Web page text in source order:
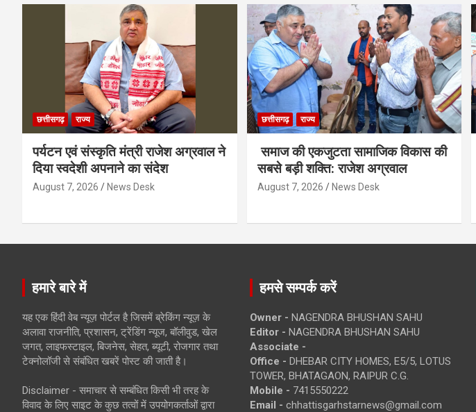
छत्तीसगढ़ राज्य
पर्यटन एवं संस्कृति मंत्री राजेश अग्रवाल ने
दिया स्वदेशी अपनाने का संदेश
August 7, 2026 News Desk
छत्तीसगढ़ राज्य
समाज की एकजुटता सामाजिक विकास की
सबसे बड़ी शक्ति: राजेश अग्रवाल
August 7, 2026 News Desk
हमारे बारे में
यह एक हिंदी वेब न्यूज़ पोर्टल है जिसमें ब्रेकिंग न्यूज़ के
अलावा राजनीति, प्रशासन, ट्रेंडिंग न्यूज, बॉलीवुड, खेल
जगत, लाइफस्टाइल, बिजनेस, सेहत, ब्यूटी, रोजगार तथा
टेक्नोलॉजी से संबंधित खबरें पोस्ट की जाती है।
Disclaimer - समाचार से सम्बंधित किसी भी तरह के
विवाद के लिए साइट के कुछ तत्वों में उपयोगकर्ताओं द्वारा
हमसे सम्पर्क करें
Owner - NAGENDRA BHUSHAN SAHU
Editor - NAGENDRA BHUSHAN SAHU
Associate -
Office - DHEBAR CITY HOMES, E5/5, LOTUS
TOWER, BHATAGAON, RAIPUR C.G.
Mobile - 7415550222
Email - chhattisgarhstarnews@gmail.com